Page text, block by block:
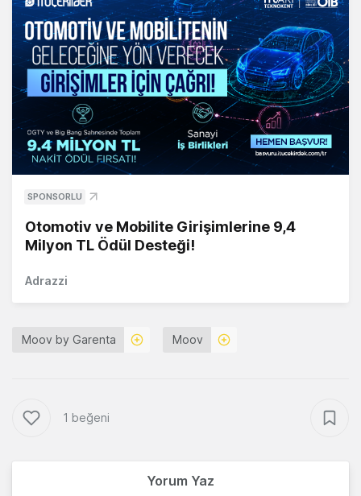
SPONSORLU
Otomotiv ve Mobilite Girişimlerine 9,4
Milyon TL Ödül Desteği!
Adrazzi
Moov by Garenta Moov
1 beğeni
Yorum Yaz